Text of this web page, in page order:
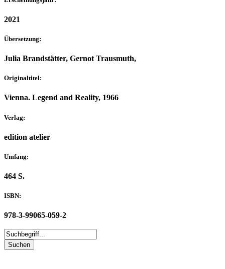
2021
Übersetzung:
Julia Brandstätter, Gernot Trausmuth,
Originaltitel:
Vienna. Legend and Reality, 1966
Verlag:
edition atelier
Umfang:
464 S.
ISBN:
978-3-99065-059-2